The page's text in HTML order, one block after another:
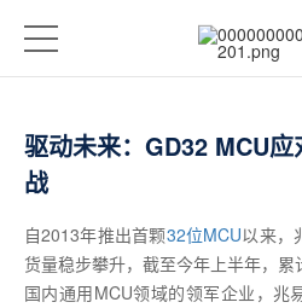
驱动未来：GD32 MCU
战
自2013年推出首颗32位MCU以来，
货量稳步攀升，截至今年上半年，
国内通用MCU领域的领军企业，兆